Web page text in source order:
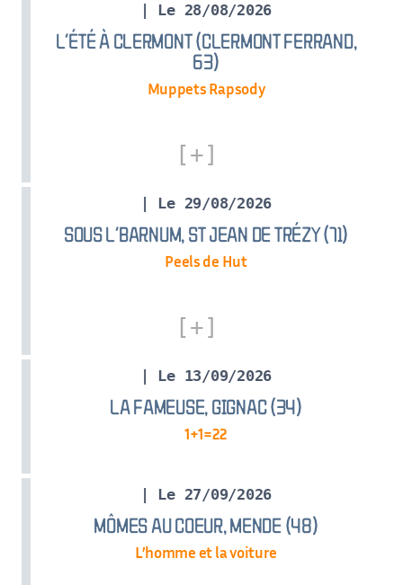
| Le 28/08/2026
L’ÉTÉ À CLERMONT (CLERMONT FERRAND,
63)
Muppets Rapsody
| Le 29/08/2026
SOUS L’BARNUM, ST JEAN DE TRÉZY (71)
Peels de Hut
| Le 13/09/2026
LA FAMEUSE, GIGNAC (34)
1+1=22
| Le 27/09/2026
MÔMES AU COEUR, MENDE (48)
L’homme et la voiture